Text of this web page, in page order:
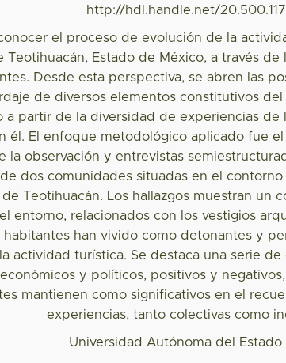
http://hdl.handle.net/
el proceso de evolución de la
Teotihuacán, Estado de México, a través de
Desde esta perspectiva, se abren las
de diversos elementos constitutivos
a partir de la diversidad de experiencias de
él. El enfoque metodológico aplicado fue
la observación y entrevistas
dos comunidades situadas en el contorno
Teotihuacán. Los hallazgos muestran un
entorno, relacionados con los vestigios
habitantes han vivido como detonantes y
actividad turística. Se destaca una serie de
económicos y políticos, positivos y
mantienen como significativos en el
experiencias, tanto colectivas como
Universidad Autónoma del